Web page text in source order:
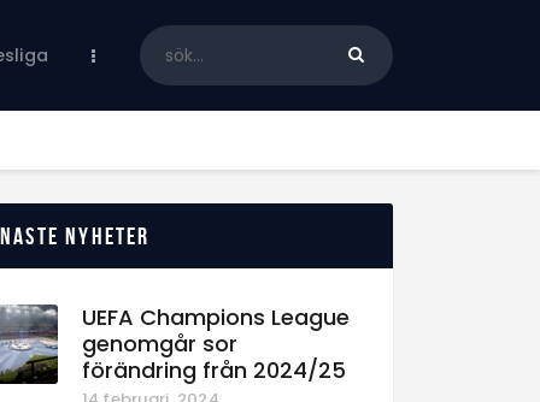
nyheter
UEFA Champions League
genomgår sor
förändring från 2024/25